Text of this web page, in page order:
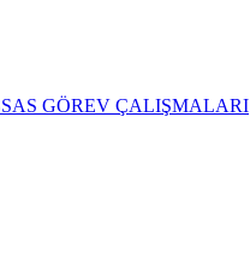
GÖREV ÇALIŞMALARI